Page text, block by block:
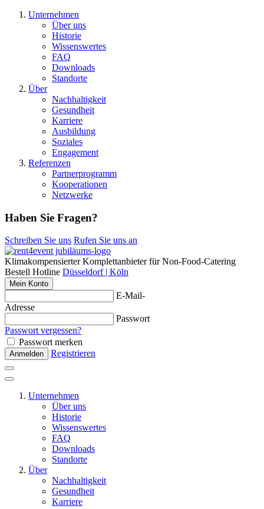
Unternehmen
Über uns
Historie
Wissenswertes
FAQ
Downloads
Standorte
Über
Nachhaltigkeit
Gesundheit
Karriere
Ausbildung
Soziales
Engagement
Referenzen
Partnerprogramm
Kooperationen
Netzwerke
Haben Sie Fragen?
Schreiben Sie uns Rufen Sie uns an
Klimakompensierter Komplettanbieter für Non-Food-Catering
Bestell Hotline Düsseldorf | Köln
Mein Konto
E-Mail-
Adresse
Passwort
Passwort vergessen?
Passwort merken
Anmelden Registrieren
Unternehmen
Über uns
Historie
Wissenswertes
FAQ
Downloads
Standorte
Über
Nachhaltigkeit
Gesundheit
Karriere